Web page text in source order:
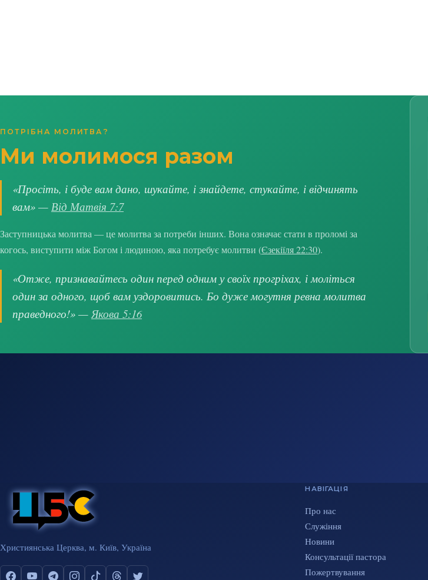
ПОТРІБНА МОЛИТВА?
Ми молимося разом
«Просіть, і буде вам дано, шукайте, і знайдете, стукайте, і відчинять
вам» — Від Матвія 7:7
Заступницька молитва — це молитва за потреби інших. Вона означає стати в проломі за
когось, виступити між Богом і людиною, яка потребує молитви (Єзекіїля 22:30).
«Отже, признавайтесь один перед одним у своїх прогріхах, і моліться
один за одного, щоб вам уздоровитись. Бо дуже могутня ревна молитва
праведного!» —Якова 5:16
Християнська Церква, м. Київ, Україна
НАВІГАЦІЯ
Про нас
Служіння
Новини
Консультації пастора
Пожертвування